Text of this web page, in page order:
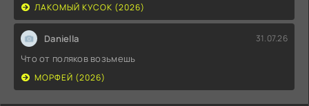
ЛАКОМЫЙ КУСОК (2026)
Daniella 31.07.26
Что от поляков возьмешь
МОРФЕЙ (2026)